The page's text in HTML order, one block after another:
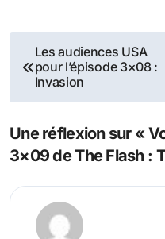
Navigation
de
l’article
Les audiences USA
pour l’épisode 3×08 :
Invasion
Une réflexion sur «
3×09 de The Flash :